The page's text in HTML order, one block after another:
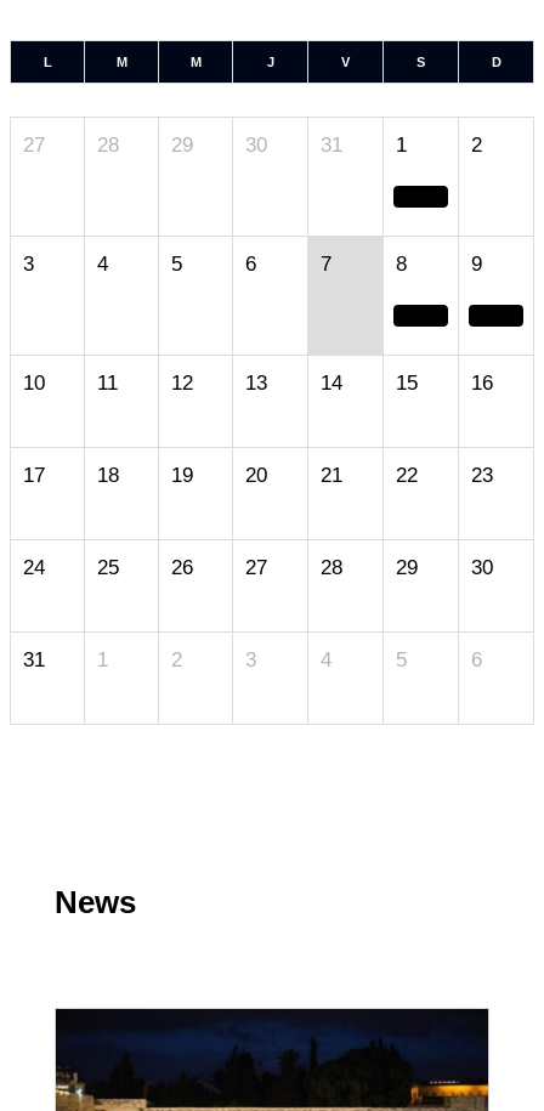
L M M J V S D
27 28 29 30 31 1 2
3 4 5 6 7 8 9
10 11 12 13 14 15 16
17 18 19 20 21 22 23
24 25 26 27 28 29 30
31 1 2 3 4 5 6
News